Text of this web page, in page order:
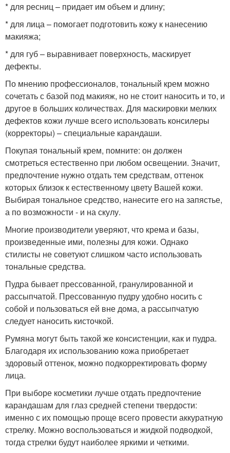
* для ресниц – придает им объем и длину;
* для лица – помогает подготовить кожу к нанесению
макияжа;
* для губ – выравнивает поверхность, маскирует
дефекты.
По мнению профессионалов, тональный крем можно
сочетать с базой под макияж, но не стоит наносить и то, и
другое в больших количествах. Для маскировки мелких
дефектов кожи лучше всего использовать консилеры
(корректоры) – специальные карандаши.
Покупая тональный крем, помните: он должен
смотреться естественно при любом освещении. Значит,
предпочтение нужно отдать тем средствам, оттенок
которых близок к естественному цвету Вашей кожи.
Выбирая тональное средство, нанесите его на запястье,
а по возможности - и на скулу.
Многие производители уверяют, что крема и базы,
произведенные ими, полезны для кожи. Однако
стилисты не советуют слишком часто использовать
тональные средства.
Пудра бывает прессованной, гранулированной и
рассыпчатой. Прессованную пудру удобно носить с
собой и пользоваться ей вне дома, а рассыпчатую
следует наносить кисточкой.
Румяна могут быть такой же консистенции, как и пудра.
Благодаря их использованию кожа приобретает
здоровый оттенок, можно подкорректировать форму
лица.
При выборе косметики лучше отдать предпочтение
карандашам для глаз средней степени твердости:
именно с их помощью проще всего провести аккуратную
стрелку. Можно воспользоваться и жидкой подводкой,
тогда стрелки будут наиболее яркими и четкими.